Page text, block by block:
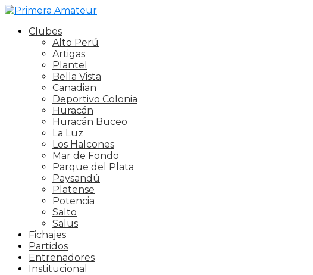
Clubes
Alto Perú
Artigas
Plantel
Bella Vista
Canadian
Deportivo Colonia
Huracán
Huracán Buceo
La Luz
Los Halcones
Mar de Fondo
Parque del Plata
Paysandú
Platense
Potencia
Salto
Salus
Fichajes
Partidos
Entrenadores
Institucional